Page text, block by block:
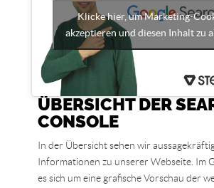
Klicke hier, um Marketing-
akzeptieren und diesen Inhalt zu
ÜBERSICHT DER
CONSOLE
In der Übersicht sehen wir
Informationen zu unserer Webseite. Im
es sich um eine grafische Vorschau der